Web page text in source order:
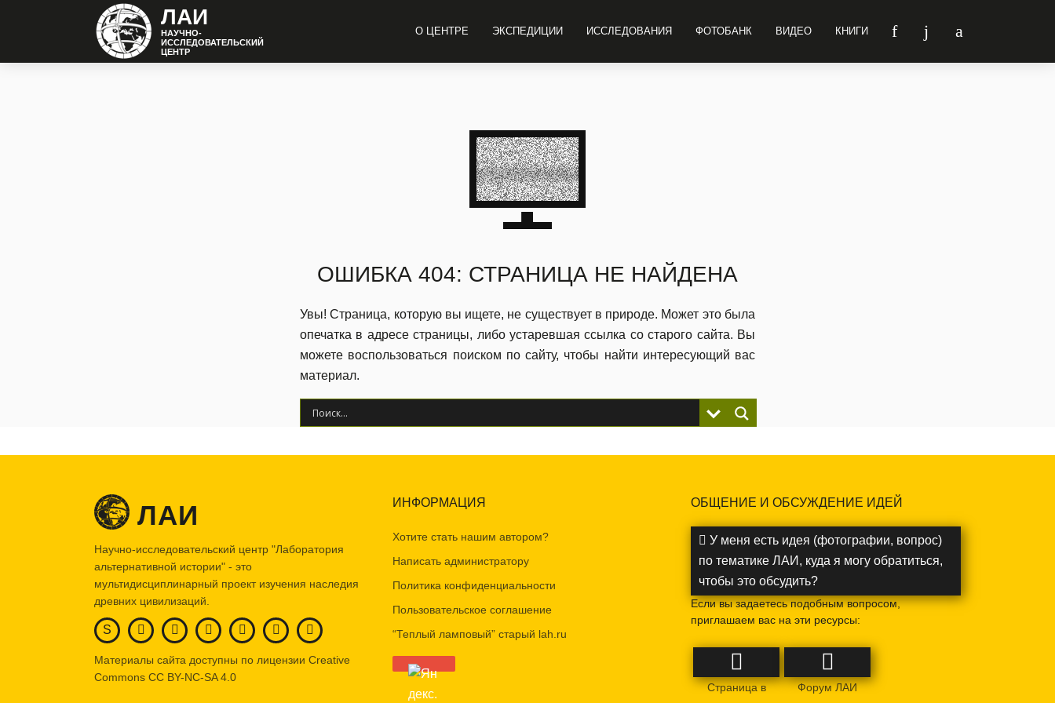
ЛАИ
НАУЧНО-
ИССЛЕДОВАТЕЛЬСКИЙ
ЦЕНТР
О ЦЕНТРЕ ЭКСПЕДИЦИИ ИССЛЕДОВАНИЯ ФОТОБАНК ВИДЕО КНИГИ
ОШИБКА 404: СТРАНИЦА НЕ НАЙДЕНА
Увы! Страница, которую вы ищете, не существует в природе. Может это была
опечатка в адресе страницы, либо устаревшая ссылка со старого сайта. Вы
можете воспользоваться поиском по сайту, чтобы найти интересующий вас
материал.
ЛАИ
Научно-исследовательский центр "Лаборатория
альтернативной истории" - это
мультидисциплинарный проект изучения наследия
древних цивилизаций.
S
Материалы сайта доступны по лицензии Creative
Commons CC BY-NC-SA 4.0
ИНФОРМАЦИЯ
Хотите стать нашим автором?
Написать администратору
Политика конфиденциальности
Пользовательское соглашение
“Теплый ламповый” старый lah.ru
ОБЩЕНИЕ И ОБСУЖДЕНИЕ ИДЕЙ
У меня есть идея (фотографии, вопрос)
по тематике ЛАИ, куда я могу обратиться,
чтобы это обсудить?
Если вы задаетесь подобным вопросом,
приглашаем вас на эти ресурсы:
Страница в
Форум ЛАИ